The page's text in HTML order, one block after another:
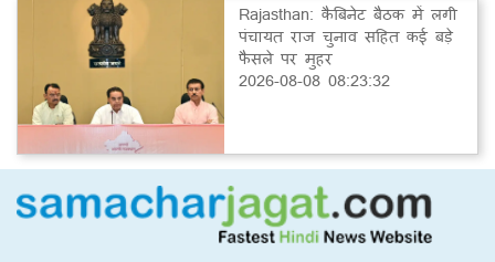
Rajasthan: कैबिनेट बैठक में लगी
पंचायत राज चुनाव सहित कई बड़े
फैसले पर मुहर
2026-08-08 08:23:32